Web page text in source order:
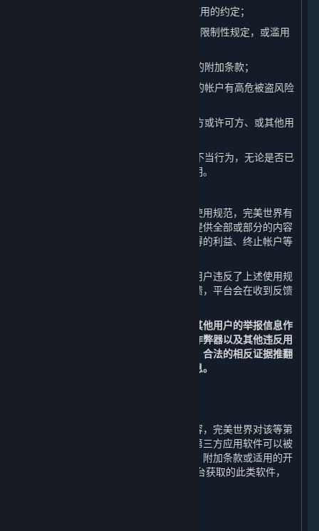
（18）违反本协议第1.C条中关于帐户使用的约定；
（19）违反本协议第2.D条中关于许可的限制性规定，或滥用
（20）违反本协议其他条款或其他适用的附加条款；
（21）进行经完美世界自行判断认定您的帐户有高危被盗风险
（22）参与任何影响完美世界、其关联方或许可方、或其他用
（23）参与其他在行业内被广泛认可的不当行为，无论是否已
经被本协议或其他适用的附加条款所列明。
如果您在使用平台的过程中违反了上述使用规范，完美世界有
权视行为的性质和程度中止或终止向您提供全部或部分的内容
和服务，并采取禁止发言、收回违规取得的利益、终止帐户等
在您使用平台的过程中，如果发现其他用户违反了上述使用规
范，您可以通过举报功能向平台进行反馈，平台会在收到反馈
您同意以平台的监测数据以及经核实的其他用户的举报信息作
为判断您的帐户是否被盗号、是否使用作弊器以及其他违反用
户行为规范的依据，除非您能提供充分、合法的相反证据推翻
监测数据或经核实的其他用户的举报信息。
对于所有非由完美世界运营的服务和内容，完美世界对该等第
三方内容不承担任何责任和义务。某些第三方应用软件可以被
企业用于商业目的，但是，除非本协议、附加条款或适用的开
发方/运营方条款明确允许，通过蒸汽平台获取的此类软件，